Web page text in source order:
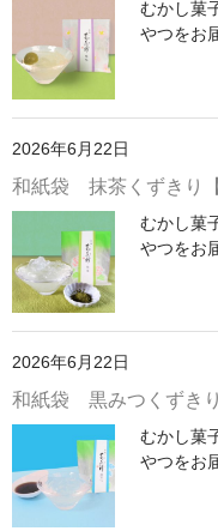
京のおやつ
落雁
季節限定商品「夏」
カート
ご利用ガイド
プライバシーポリシー
むかし菓
やつをお
2026年6月22日
和紙袋 抹茶くずきり【
むかし菓
やつをお
2026年6月22日
和紙袋 黒みつくずきり
むかし菓
やつをお